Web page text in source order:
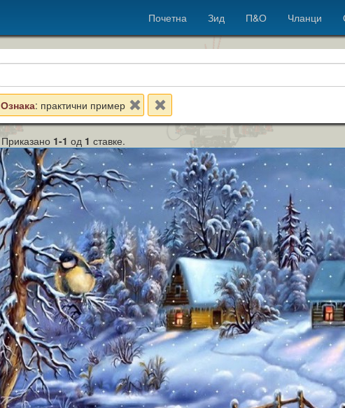
Почетна Зид П&О Чланци
Ознака: практични пример
Приказано 1-1 од 1 ставке.